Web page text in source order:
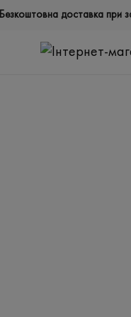
Безкоштовна доставка при